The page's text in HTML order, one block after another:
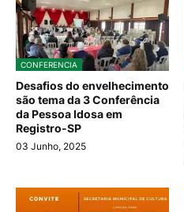
CONFERENCIA
Desafios do envelhecimento
são tema da 3 Conferência
da Pessoa Idosa em
Registro-SP
03 Junho, 2025